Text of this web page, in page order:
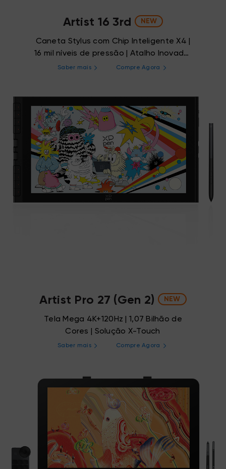
Artist 16 3rd NEW
Caneta Stylus com Chip Inteligente X4 |
16 mil níveis de pressão | Atalho Inovador
com X-Dial
Saber mais Compre Agora
Artist Pro 27 (Gen 2) NEW
Tela Mega 4K+120Hz | 1,07 Bilhão de
Cores | Solução X-Touch
Saber mais Compre Agora